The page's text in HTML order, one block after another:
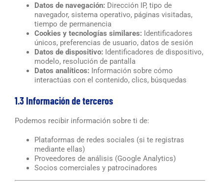
Datos de navegación: Dirección IP, tipo de
navegador, sistema operativo, páginas visitadas,
tiempo de permanencia
Cookies y tecnologías similares: Identificadores
únicos, preferencias de usuario, datos de sesión
Datos de dispositivo: Identificadores de dispositivo,
modelo, resolución de pantalla
Datos analíticos: Información sobre cómo
interactúas con el contenido, clics, búsquedas
1.3 Información de terceros
Podemos recibir información sobre ti de:
Plataformas de redes sociales (si te registras
mediante ellas)
Proveedores de análisis (Google Analytics)
Socios comerciales y patrocinadores